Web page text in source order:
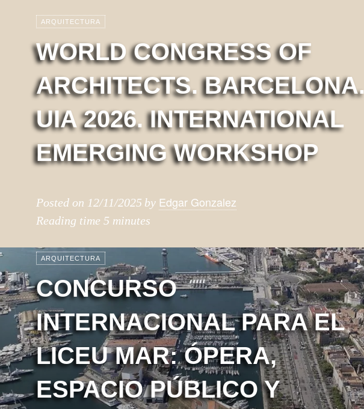
ARQUITECTURA
WORLD CONGRESS OF
ARCHITECTS. BARCELONA.
UIA 2026. INTERNATIONAL
EMERGING WORKSHOP
Posted on 12/11/2025 by Edgar Gonzalez
Reading time 5 minutes
ARQUITECTURA
CONCURSO
INTERNACIONAL PARA EL
LICEU MAR: ÓPERA,
ESPACIO PÚBLICO Y